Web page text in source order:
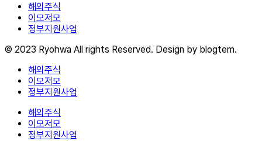
해외주식
이모저모
정부지원사업
© 2023 Ryohwa All rights Reserved. Design by blogtem.
해외주식
이모저모
정부지원사업
해외주식
이모저모
정부지원사업